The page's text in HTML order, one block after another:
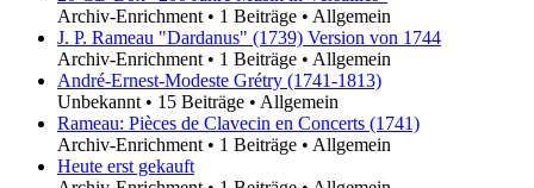
Archiv-Enrichment • 1 Beiträge • Allgemein
J. P. Rameau "Dardanus" (1739) Version von 1744
Archiv-Enrichment • 1 Beiträge • Allgemein
André-Ernest-Modeste Grétry (1741-1813)
Unbekannt • 15 Beiträge • Allgemein
Rameau: Pièces de Clavecin en Concerts (1741)
Archiv-Enrichment • 1 Beiträge • Allgemein
Heute erst gekauft